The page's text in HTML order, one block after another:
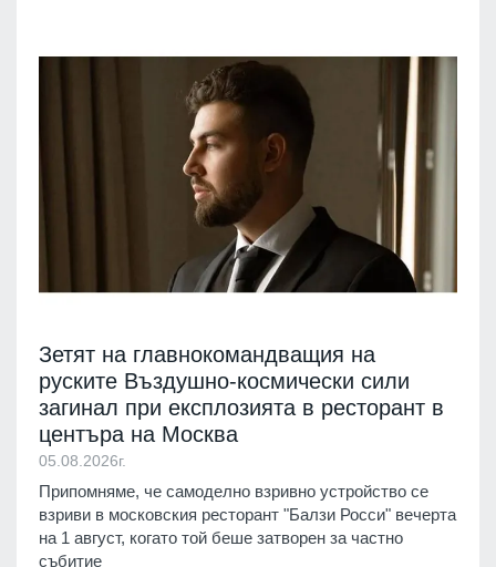
Зетят на главнокомандващия на
руските Въздушно-космически сили
загинал при експлозията в ресторант в
центъра на Москва
05.08.2026г.
Припомняме, че самоделно взривно устройство се
взриви в московския ресторант "Балзи Росси" вечерта
на 1 август, когато той беше затворен за частно
събитие